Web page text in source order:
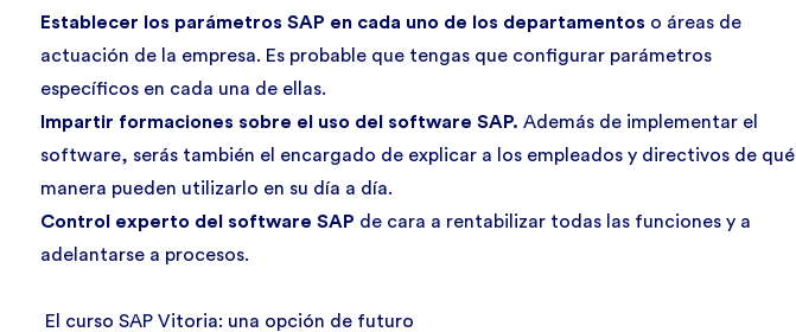
Establecer los parámetros SAP en cada uno de los departamentos o áreas de
actuación de la empresa. Es probable que tengas que configurar parámetros
específicos en cada una de ellas.
Impartir formaciones sobre el uso del software SAP. Además de implementar el
software, serás también el encargado de explicar a los empleados y directivos de qué
manera pueden utilizarlo en su día a día.
Control experto del software SAP de cara a rentabilizar todas las funciones y a
adelantarse a procesos.
El curso SAP Vitoria: una opción de futuro